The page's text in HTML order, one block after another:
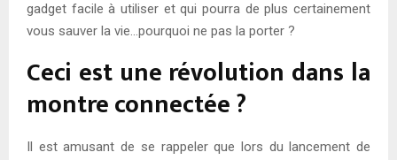
gadget facile à utiliser et qui pourra de plus certainement
vous sauver la vie…pourquoi ne pas la porter ?
Ceci est une révolution dans la
montre connectée ?
Il est amusant de se rappeler que lors du lancement de